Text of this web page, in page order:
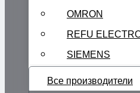
OMRON
REFU
SIEMENS
Все производители